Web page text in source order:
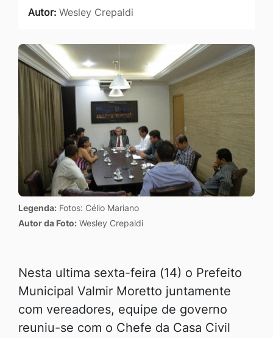
Autor: Wesley Crepaldi
Legenda: Fotos: Célio Mariano
Autor da Foto: Wesley Crepaldi
Nesta ultima sexta-feira (14) o Prefeito
Municipal Valmir Moretto juntamente
com vereadores, equipe de governo
reuniu-se com o Chefe da Casa Civil